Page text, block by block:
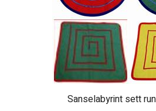
Sanselabyrint sett